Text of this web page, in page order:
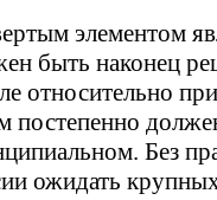
элементом
быть наконец
относительно
постепенно
Без
ожидать